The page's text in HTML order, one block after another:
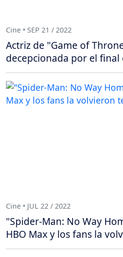
Cine • SEP 21 / 2022
Actriz de "Game of
decepcionada por el final
Cine • JUL 22 / 2022
"Spider-Man: No Way
HBO Max y los fans la